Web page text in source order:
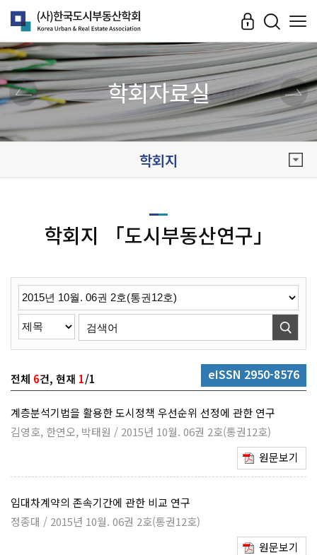
학회자료실
학회지
학회지 「도시부동산연구」
전체 6건, 현재 1/1 eISSN 2950-8576
계층분석기법을 활용한 도시정책 우선순위 선정에 관한 연구
김영호, 한연오, 박태원 / 2015년 10월. 06권 2호(통권12호)
원문보기
임대차계약의 존속기간에 관한 비교 연구
정종대 / 2015년 10월. 06권 2호(통권12호)
원문보기